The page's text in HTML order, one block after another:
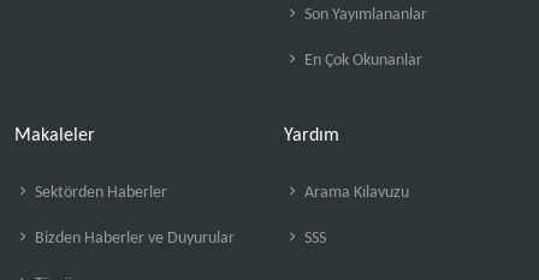
Son Yayımlananlar
En Çok Okunanlar
Makaleler
Sektörden Haberler
Bizden Haberler ve Duyurular
Yardım
Arama Kılavuzu
SSS